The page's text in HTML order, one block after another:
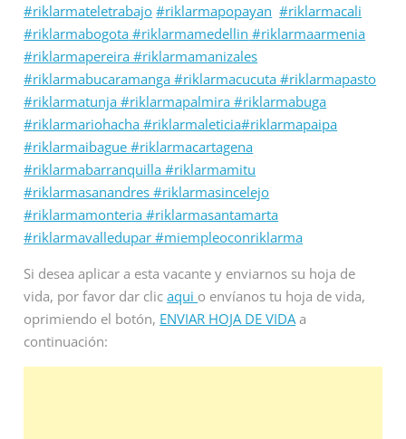
#riklarmateletrabajo #riklarmapopayan #riklarmacali
#riklarmabogota #riklarmamedellin #riklarmaarmenia
#riklarmapereira #riklarmamanizales
#riklarmabucaramanga #riklarmacucuta #riklarmapasto
#riklarmatunja #riklarmapalmira #riklarmabuga
#riklarmariohacha #riklarmaleticia#riklarmapaipa
#riklarmaibague#riklarmacartagena
#riklarmabarranquilla #riklarmamitu
#riklarmasanandres #riklarmasincelejo
#riklarmamonteria #riklarmasantamarta
#riklarmavalledupar #miempleoconriklarma
Si desea aplicar a esta vacante y enviarnos su hoja de
vida, por favor dar clicaqui o envíanos tu hoja de vida,
oprimiendo el botón, ENVIAR HOJA DE VIDA a
continuación: